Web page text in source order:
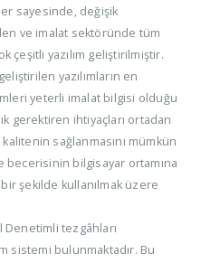
sayesinde, değişik
ve imalat sektöründe tüm
çeşitli yazılım geliştirilmiştir.
yazılımların en
yeterli imalat bilgisi olduğu
gerektiren ihtiyaçları ortadan
kalitenin sağlanmasını mümkün
becerisinin bilgisayar ortamına
şekilde kullanılmak üzere
Denetimli tezgâhları
sistemi bulunmaktadır. Bu